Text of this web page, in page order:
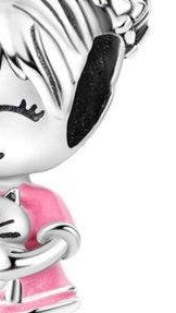
Gold-gelb